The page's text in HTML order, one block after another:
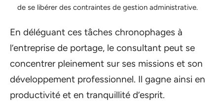
de se libérer des contraintes de gestion administrative.
En déléguant ces tâches chronophages à
l’entreprise de portage, le consultant peut se
concentrer pleinement sur ses missions et son
développement professionnel. Il gagne ainsi en
productivité et en tranquillité d’esprit.